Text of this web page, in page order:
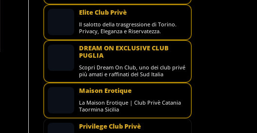
Elite Club Privè
Il salotto della trasgressione di Torino.
Privacy, Eleganza e Riservatezza.
DREAM ON EXCLUSIVE CLUB
PUGLIA
Scopri Dream On Club, uno dei club privé
più amati e raffinati del Sud Italia
Maison Erotique
La Maison Erotique | Club Privè Catania
Taormina Sicilia
Privilege Club Privè